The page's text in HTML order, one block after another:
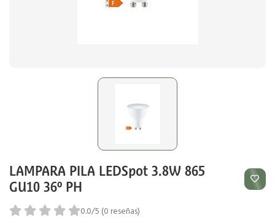
LAMPARA PILA LEDSpot 3.8W 865
GU10 36º PH
0.0/5 (0 reseñas)